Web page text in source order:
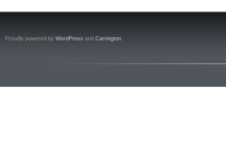
Proudly powered by WordPress and Carrington.